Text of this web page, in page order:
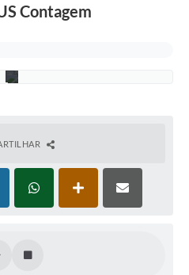
Contagem
a